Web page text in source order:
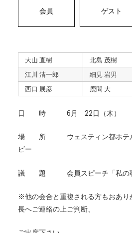
大山 直樹
北島 茂樹
江川 清一郎
細見 岩男
西口 展彦
鹿間 大
日 時 6月 22日（木）
場 所 ウェスティン都ホテ
ビー
議 題 会員スピーチ「私の職
※他の会合と重複される方もおあり
長へご連絡の上ご判断、